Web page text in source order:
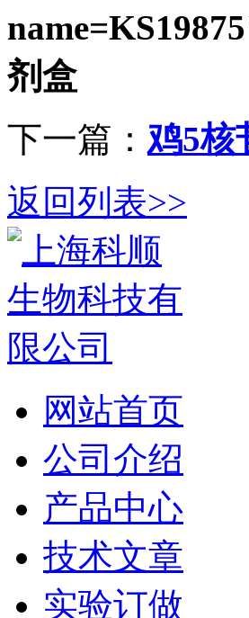
剂盒
下一篇： 鸡5核
返回列表>>
网站首页
公司介绍
产品中心
技术文章
实验订做